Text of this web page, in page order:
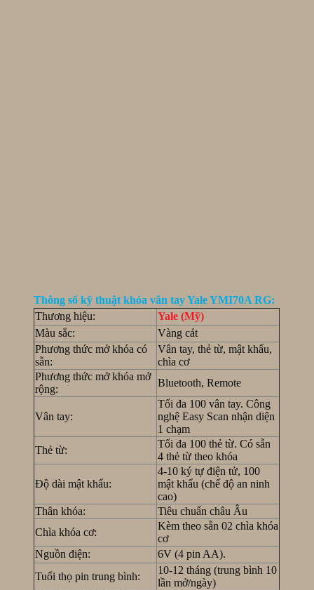
Thông số kỹ thuật khóa vân tay Yale YMI70A RG:
Thương hiệu:
Yale (Mỹ)
Màu sắc:
Vàng cát
Phương thức mở khóa có
sẵn:
Vân tay, thẻ từ, mật khẩu,
chìa cơ
Phương thức mở khóa mở
rộng:
Bluetooth, Remote
Vân tay:
Tối đa 100 vân tay. Công
nghệ Easy Scan nhận diện
1 chạm
Thẻ từ:
Tối đa 100 thẻ từ. Có sẵn
4 thẻ từ theo khóa
Độ dài mật khẩu:
4-10 ký tự điện tử, 100
mật khẩu (chế độ an ninh
cao)
Thân khóa:
Tiêu chuẩn châu Âu
Chìa khóa cơ:
Kèm theo sẵn 02 chìa khóa
cơ
Nguồn điện:
6V (4 pin AA).
Tuổi thọ pin trung bình:
10-12 tháng (trung bình 10
lần mở/ngày)